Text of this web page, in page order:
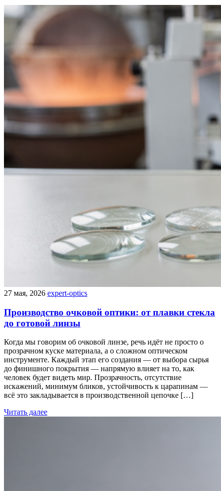
27 мая, 2026 expert-optics
Производство очковой оптики: от плавки стекла
до готовой линзы
Когда мы говорим об очковой линзе, речь идёт не просто о
прозрачном куске материала, а о сложном оптическом
инструменте. Каждый этап его создания — от выбора сырья
до финишного покрытия — напрямую влияет на то, как
человек будет видеть мир. Прозрачность, отсутствие
искажений, минимум бликов, устойчивость к царапинам —
всё это закладывается в производственной цепочке […]
Читать далее